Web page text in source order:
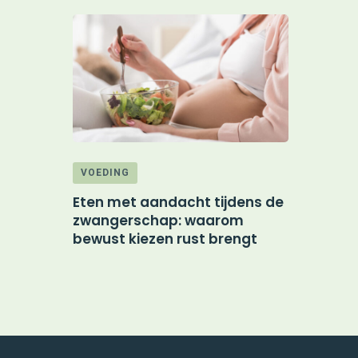
klaar
VOEDING
Eten met aandacht tijdens de
zwangerschap: waarom
bewust kiezen rust brengt